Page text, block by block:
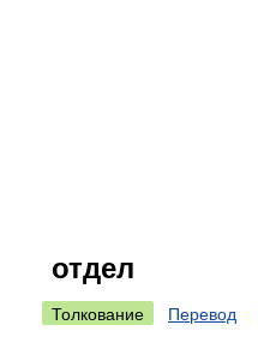
отдел
Толкование Перевод